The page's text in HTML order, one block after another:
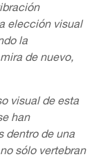
elección visual
la
de nuevo,
visual de esta
han
dentro de una
sólo vertebran